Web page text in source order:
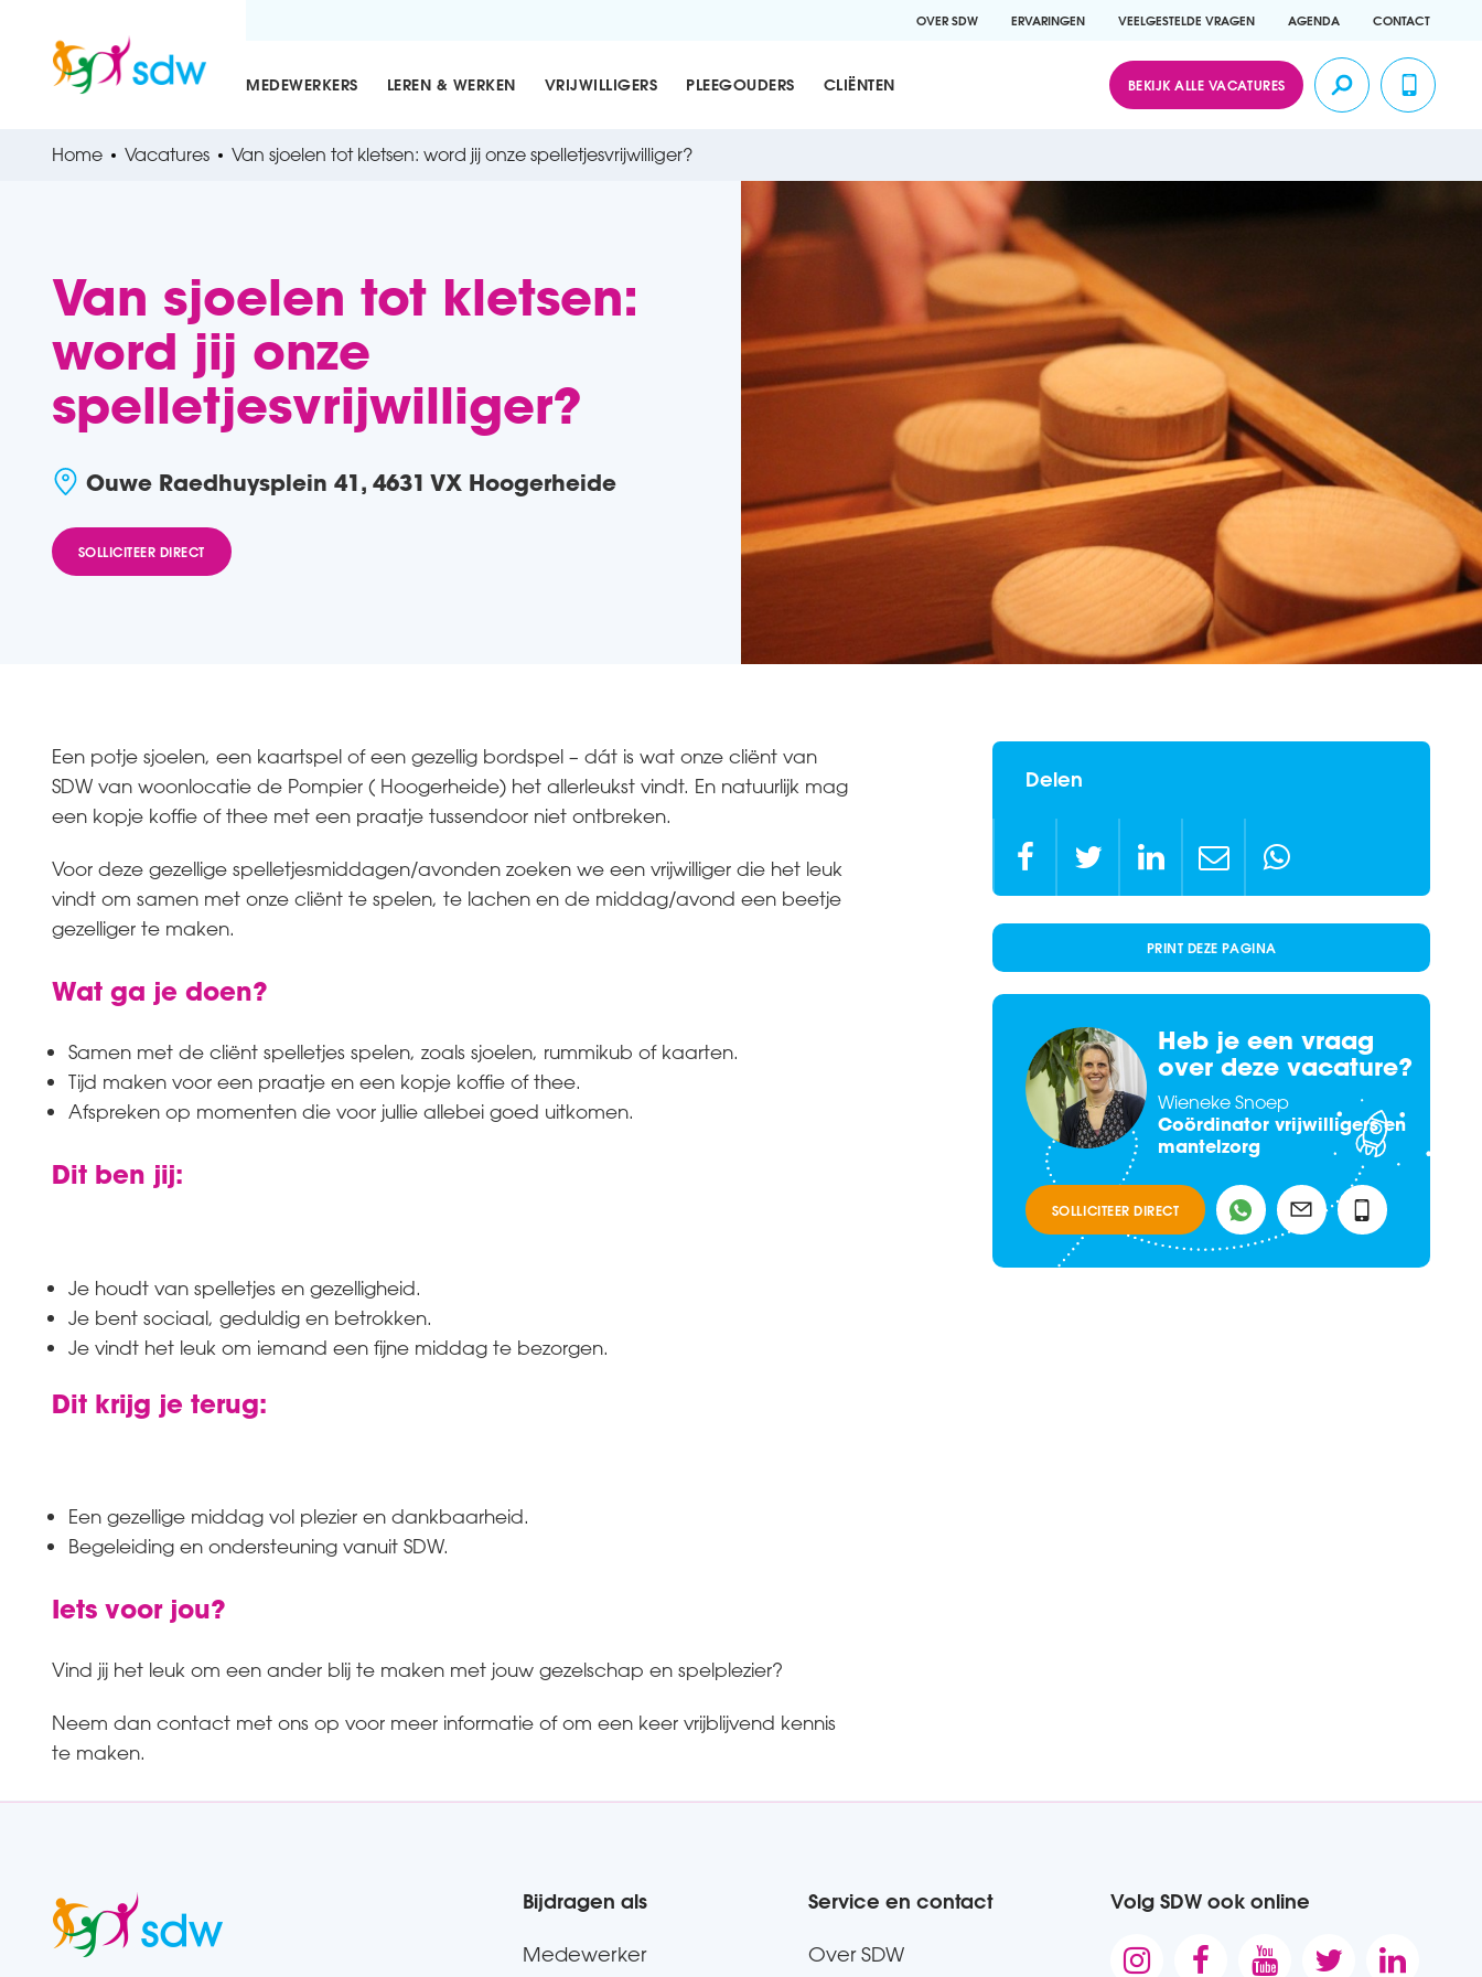
OVER SDW ERVARINGEN VEELGESTELDE VRAGEN AGENDA CONTACT
MEDEWERKERS LEREN & WERKEN VRIJWILLIGERS PLEEGOUDERS CLIËNTEN BEKIJK ALLE VACATURES
Home Vacatures Van sjoelen tot kletsen: word jij onze spelletjesvrijwilliger?
Van sjoelen tot kletsen:
word jij onze
spelletjesvrijwilliger?
Ouwe Raedhuysplein 41, 4631 VX Hoogerheide
SOLLICITEER DIRECT
Een potje sjoelen, een kaartspel of een gezellig bordspel – dát is wat onze cliënt van
SDW van woonlocatie de Pompier ( Hoogerheide) het allerleukst vindt. En natuurlijk mag
een kopje koffie of thee met een praatje tussendoor niet ontbreken.
Voor deze gezellige spelletjesmiddagen/avonden zoeken we een vrijwilliger die het leuk
vindt om samen met onze cliënt te spelen, te lachen en de middag/avond een beetje
gezelliger te maken.
Wat ga je doen?
Samen met de cliënt spelletjes spelen, zoals sjoelen, rummikub of kaarten.
Tijd maken voor een praatje en een kopje koffie of thee.
Afspreken op momenten die voor jullie allebei goed uitkomen.
Dit ben jij:
Je houdt van spelletjes en gezelligheid.
Je bent sociaal, geduldig en betrokken.
Je vindt het leuk om iemand een fijne middag te bezorgen.
Dit krijg je terug:
Een gezellige middag vol plezier en dankbaarheid.
Begeleiding en ondersteuning vanuit SDW.
Iets voor jou?
Vind jij het leuk om een ander blij te maken met jouw gezelschap en spelplezier?
Neem dan contact met ons op voor meer informatie of om een keer vrijblijvend kennis
te maken.
Delen
    
PRINT DEZE PAGINA
Heb je een vraag
over deze vacature?
Wieneke Snoep
Coördinator vrijwilligers en
mantelzorg
SOLLICITEER DIRECT
Bijdragen als
Medewerker
Service en contact
Over SDW
Volg SDW ook online
    